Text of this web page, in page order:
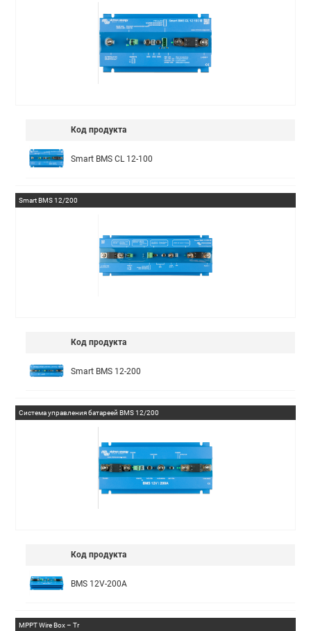
Код продукта
Smart BMS CL 12-100
Smart BMS 12/200
Код продукта
Smart BMS 12-200
Система управления батареей BMS 12/200
Код продукта
BMS 12V-200A
MPPT Wire Box – Tr